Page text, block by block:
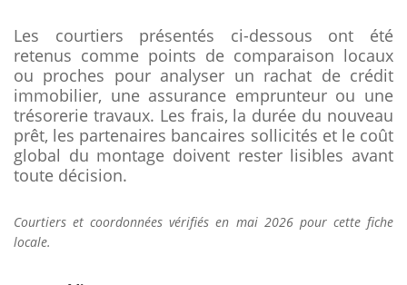
Les courtiers présentés ci-dessous ont été
retenus comme points de comparaison locaux
ou proches pour analyser un rachat de crédit
immobilier, une assurance emprunteur ou une
trésorerie travaux. Les frais, la durée du nouveau
prêt, les partenaires bancaires sollicités et le coût
global du montage doivent rester lisibles avant
toute décision.
Courtiers et coordonnées vérifiés en mai 2026 pour cette fiche
locale.